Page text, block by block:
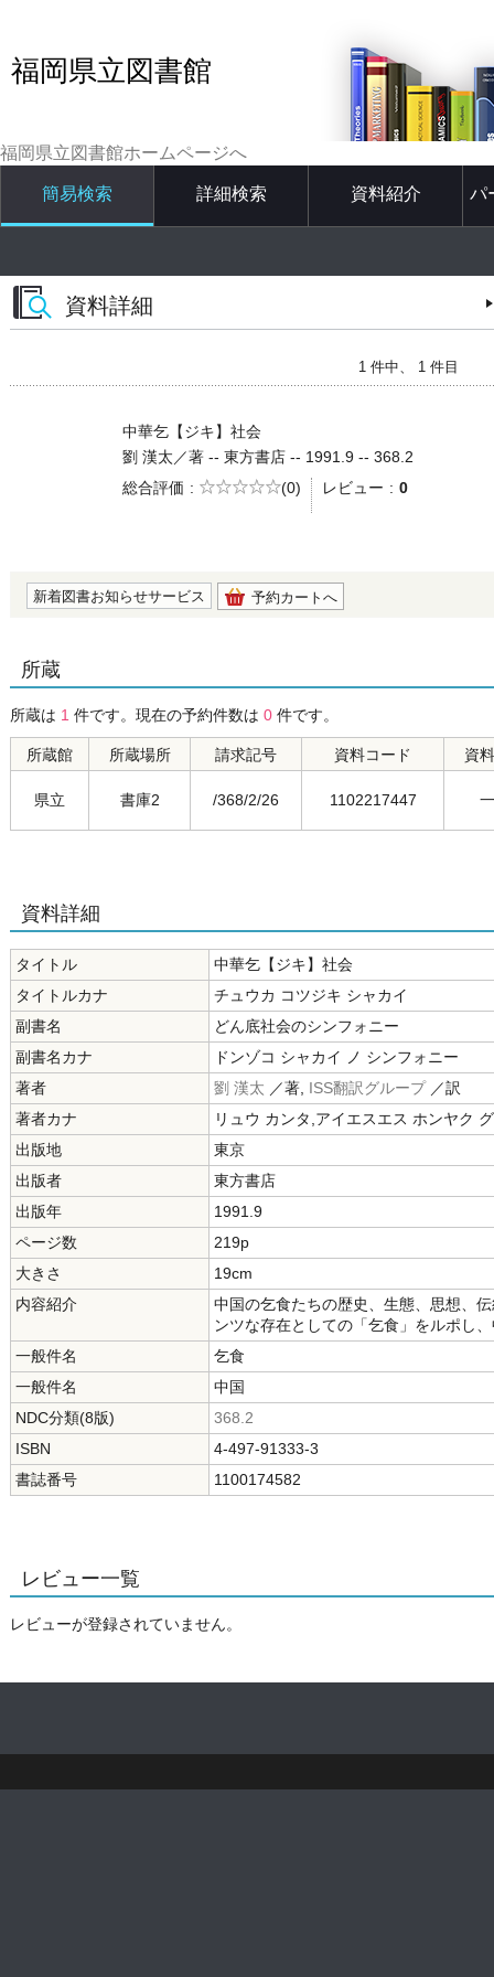
福岡県立図書館
福岡県立図書館ホームページへ
簡易検索 詳細検索 資料紹介 パ
資料詳細
1 件中、 1 件目
中華乞【ジキ】社会
劉 漢太／著 -- 東方書店 -- 1991.9 -- 368.2
総合評価
5段階評価
(0) レビュー 0
新着図書お知らせサービス 予約カートへ
所蔵
所蔵は 1 件です。現在の予約件数は 0 件です。
所蔵館 所蔵場所 請求記号 資料コード 資
県立 書庫2 /368/2/26 1102217447
資料詳細
タイトル
中華乞【ジキ】社会
タイトルカナ
チュウカ コツジキ シャカイ
副書名
どん底社会のシンフォニー
副書名カナ
ドンゾコ シャカイ ノ シンフォニー
著者
劉 漢太 ／著, ISS翻訳グループ／訳
著者カナ
リュウ カンタ,アイエスエス ホンヤク
出版地
東京
出版者
東方書店
出版年
1991.9
ページ数
219p
大きさ
19cm
内容紹介
中国の乞食たちの歴史、生態、思想、
ンツな存在としての「乞食」をルポし
一般件名
乞食
一般件名
中国
NDC分類(8版)
368.2
ISBN
4-497-91333-3
書誌番号
1100174582
レビュー一覧
レビューが登録されていません。